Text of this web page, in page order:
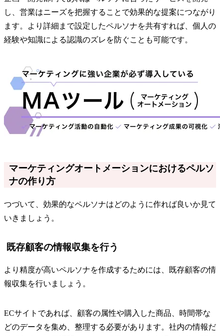
し、営業はニーズを把握することで効果的な提案につながり
ます。より詳細まで設定したペルソナを共有すれば、個人の
経験や知識による認識のズレを防ぐことも可能です。
マーケティングオートメーションにおけるペルソ
ナの作り方
つづいて、効果的なペルソナはどのように作れば良いか見て
いきましょう。
既存顧客の情報収集を行う
より精度が高いペルソナを作成するためには、既存顧客の情
報収集を行いましょう。
ECサイトであれば、顧客の属性や購入した商品、時間帯な
どのデータを集め、整理する必要があります。社内の情報だ